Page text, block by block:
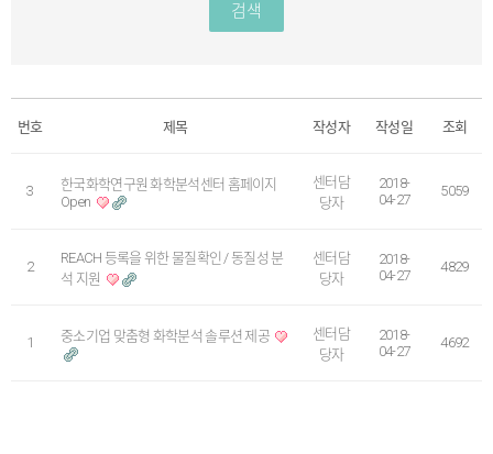
번호 제목 작성자 작성일 조회
3
한국화학연구원 화학분석센터 홈페이지
Open
센터담
당자
2018-
04-27
5059
2
REACH 등록을 위한 물질확인 / 동질성 분
석 지원
센터담
당자
2018-
04-27
4829
1 중소기업 맞춤형 화학분석 솔루션 제공
센터담
당자
2018-
04-27
4692